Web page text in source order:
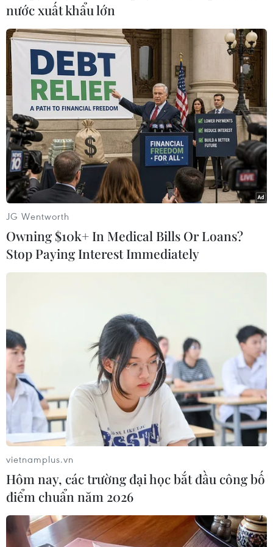
#Israel #Dải Gaza
#Khu định cư
#Tăng cường an ninh
#Xung đột đẫm máu
Theo dõi VietnamPlus
TIN LIÊN QUAN
nước xuất khẩu lớn
JG Wentworth
Owning $10k+ In Medical Bills Or Loans?
Stop Paying Interest Immediately
vietnamplus.vn
Hôm nay, các trường đại học bắt đầu công bố
điểm chuẩn năm 2026